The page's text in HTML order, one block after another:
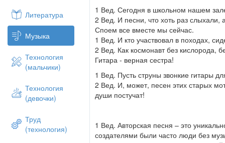
Литература
Музыка
Технология
(мальчики)
Технология
(девочки)
Труд
(технология)
1 Вед. Сегодня в школьном нашем
2 Вед. И песни, что хоть раз слыхали,
Споем все вместе мы сейчас.
1 Вед. И кто участвовал в походах,
2 Вед. Как космонавт без кислорода,
Гитара - верная сестра!
1 Вед. Пусть струны звонкие гитары
2 Вед. И, может, песен этих старых
души постучат!
1 Вед. Авторская песня – это
создателями были часто люди без